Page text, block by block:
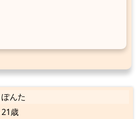
ぽんた
21歳